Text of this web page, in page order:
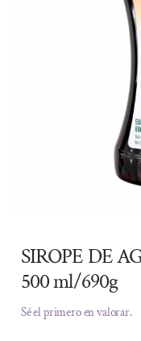
SIROPE DE
500 ml/690g
Sé el primero en valorar.